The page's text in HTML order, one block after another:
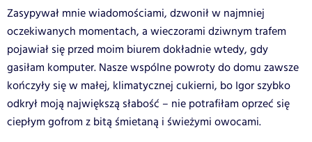
Zasypywał mnie wiadomościami, dzwonił w najmniej
oczekiwanych momentach, a wieczorami dziwnym trafem
pojawiał się przed moim biurem dokładnie wtedy, gdy
gasiłam komputer. Nasze wspólne powroty do domu zawsze
kończyły się w małej, klimatycznej cukierni, bo Igor szybko
odkrył moją największą słabość – nie potrafiłam oprzeć się
ciepłym gofrom z bitą śmietaną i świeżymi owocami.